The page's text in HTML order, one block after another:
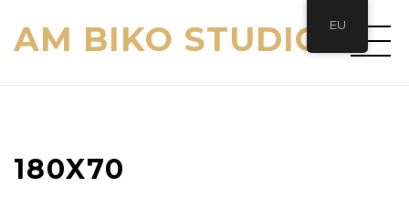
AM BIKO STUDIO
180X70
EU